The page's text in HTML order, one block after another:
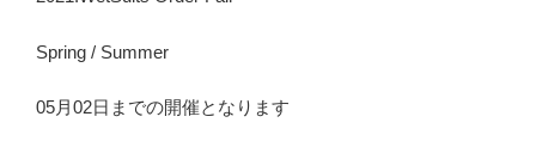
Spring / Summer
05月02日までの開催となります